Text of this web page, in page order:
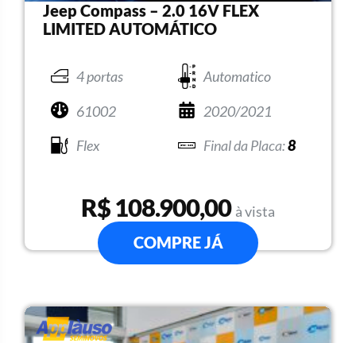
Jeep Compass – 2.0 16V FLEX
LIMITED AUTOMÁTICO
4 portas
Automatico
61002
2020/2021
Flex
8
R$ 108.900,00 à vista
COMPRE JÁ